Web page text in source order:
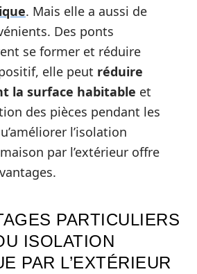
. Mais elle a aussi de
Des ponts
se former et réduire
elle peut réduire
la surface habitable et
des pièces pendant les
l’isolation
par l’extérieur offre
PARTICULIERS
ISOLATION
PAR L’EXTÉRIEUR